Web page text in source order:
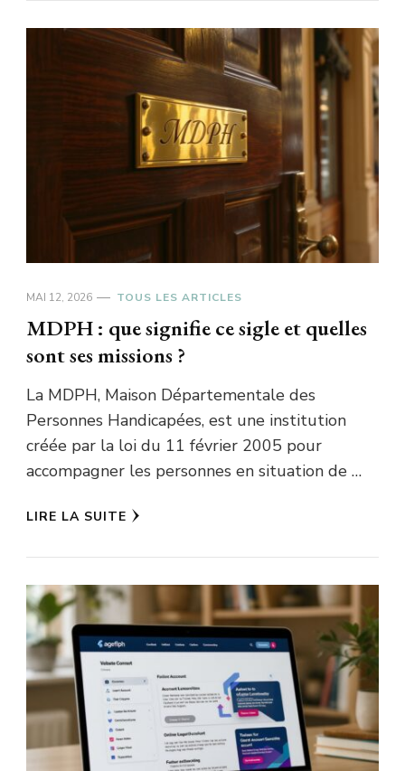
MAI 12, 2026 TOUS LES ARTICLES
MDPH : que signifie ce sigle et quelles
sont ses missions ?
La MDPH, Maison Départementale des
Personnes Handicapées, est une institution
créée par la loi du 11 février 2005 pour
accompagner les personnes en situation de …
LIRE LA SUITE